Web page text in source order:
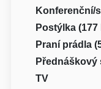
Konferenční/
Postýlka
Praní prádla
Přednáškový
TV